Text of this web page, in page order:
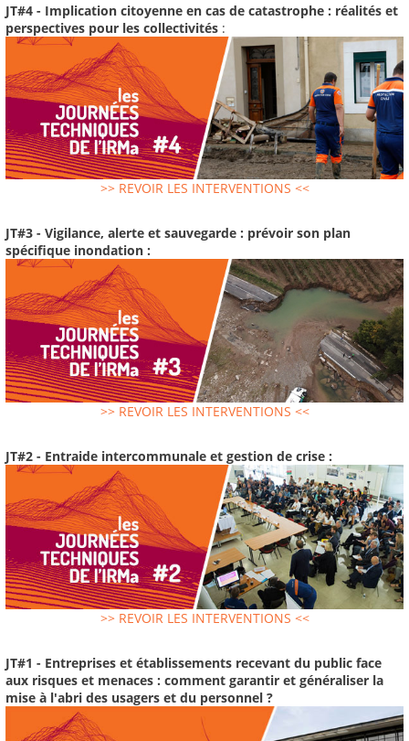
JT#4 - Implication citoyenne en cas de catastrophe : réalités et
perspectives pour les collectivités :
>> REVOIR LES INTERVENTIONS <<
JT#3 - Vigilance, alerte et sauvegarde : prévoir son plan
spécifique inondation :
>> REVOIR LES INTERVENTIONS <<
JT#2 - Entraide intercommunale et gestion de crise :
>> REVOIR LES INTERVENTIONS <<
JT#1 - Entreprises et établissements recevant du public face
aux risques et menaces : comment garantir et généraliser la
mise à l'abri des usagers et du personnel ?